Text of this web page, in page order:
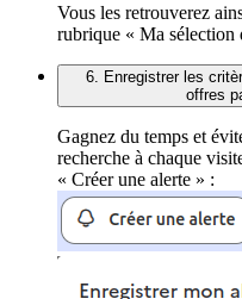
Vous les retrouverez
rubrique « Ma sélection
6. Enregistrer les
offres
Gagnez du temps et
recherche à chaque
« Créer une alerte » :